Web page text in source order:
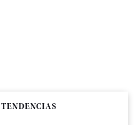
TENDENCIAS